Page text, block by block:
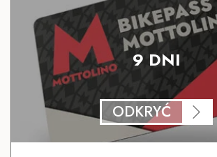
9 DNI
ODKRYĆ